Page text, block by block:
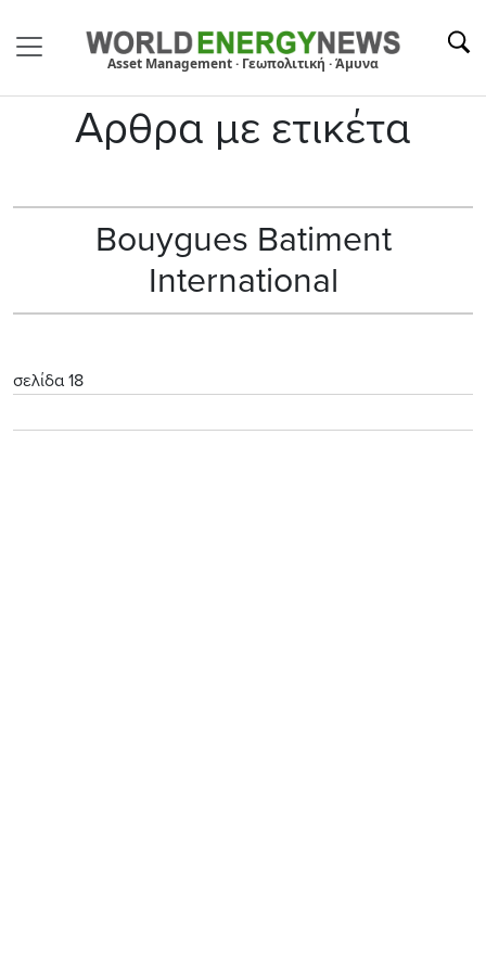
Asset Management · Γεωπολιτική · Άμυνα
Αρθρα με ετικέτα
Bouygues Batiment
International
σελίδα 18